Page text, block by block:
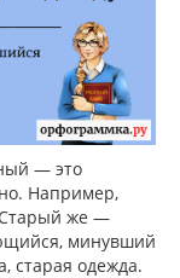
— это
Например,
Старый же —
минувший
старая одежда.